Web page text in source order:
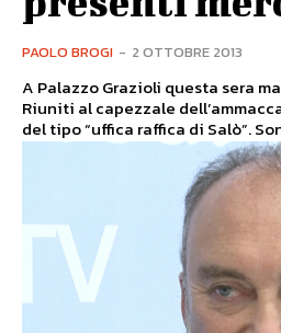
PAOLO BROGI - 2 OTTOBRE 2013
A Palazzo Grazioli questa sera
Riuniti al capezzale
del tipo “uffica raffica di Salò”.